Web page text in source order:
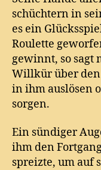
schüchtern in
es ein
Roulette
gewinnt, so sagt
Willkür über den
in ihm auslösen
sorgen.
Ein sündiger
ihm den
spreizte, um auf